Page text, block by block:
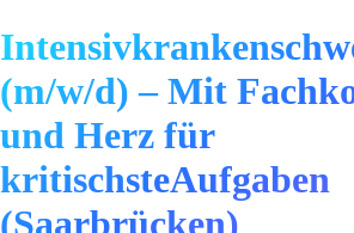
(m/w/d) – Mit
und Herz für
kritischsteAufgaben
(Saarbrücken)